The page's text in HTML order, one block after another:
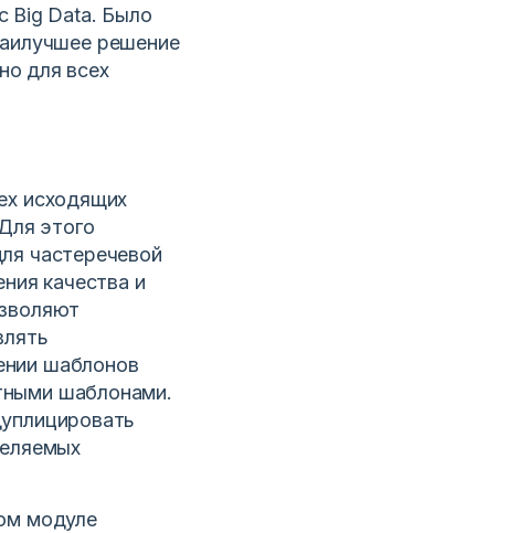
Big Data. Было
решение
для всех
исходящих
этого
частеречевой
качества и
шаблонов
шаблонами.
модуле